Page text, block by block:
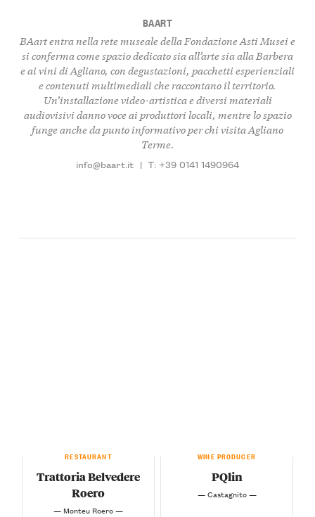
BAART
BAart entra nella rete museale della Fondazione Asti Musei e
si conferma come spazio dedicato sia all’arte sia allaBarbera
e ai vini di Agliano, con degustazioni, pacchetti esperienziali
e contenuti multimediali che raccontano il territorio.
Un’installazione video-artistica e diversi materiali
audiovisivi danno voce ai produttori locali, mentre lo spazio
funge anche da punto informativo per chi visita Agliano
Terme.
info@baart.it | T: +39 0141 1490964
RESTAURANT
Trattoria Belvedere
Roero
— Monteu Roero —
WINE PRODUCER
PQlin
— Castagnito —